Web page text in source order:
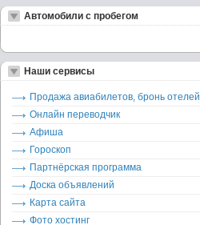
Автомобили с пробегом
Наши сервисы
Продажа авиабилетов, бронь отелей
Онлайн переводчик
Афиша
Гороскоп
Партнёрская программа
Доска объявлений
Карта сайта
Фото хостинг